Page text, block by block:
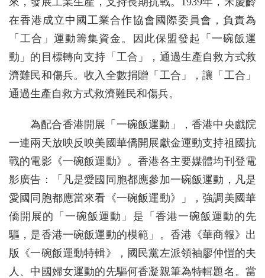
在香港成立中國工業合作協會國際委員會，負責為
「工合」運動籌集資金。因此保盟發起「一碗飯運
動」的目標轉向支持「工合」，通過生產自救方式救
濟難民和傷兵。收入全數捐贈「工合」，讓「工合」
通過生產自救方式救濟難民和傷兵。
為配合香港開展「一碗飯運動」，香港中央戲院
一連兩天放映反映美國華僑開展獻金運動支持祖國抗
戰的電影《一碗飯運動》。香港各主要媒體均刊登電
影廣告：「凡是愛國同胞都應參加一碗飯運動，凡是
愛國同胞都應當來看《一碗飯運動》」，強調美國華
僑開展的「一碗飯運動」是「香港一碗飯運動的先
驅，是香港一碗飯運動的模範」。香港《華商報》出
版《一碗飯運動特輯》，國民黨左派領袖廖仲愷的夫
人、中國婦女運動的先驅何香凝親筆為特輯題名。當